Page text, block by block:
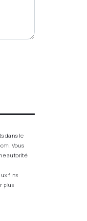
dans le
Vous
autorité
fins
plus